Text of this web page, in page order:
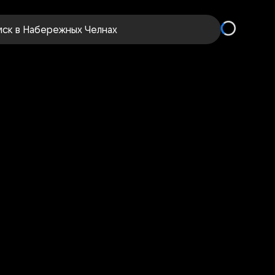
в Набережных Челнах